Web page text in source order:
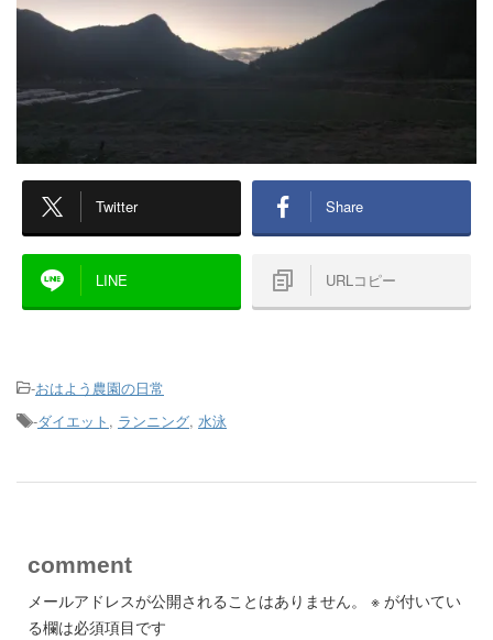
Twitter Share
LINE URLコピー
-おはよう農園の日常
-ダイエット , ランニング, 水泳
comment
メールアドレスが公開されることはありません。 ※ が付いてい
る欄は必須項目です